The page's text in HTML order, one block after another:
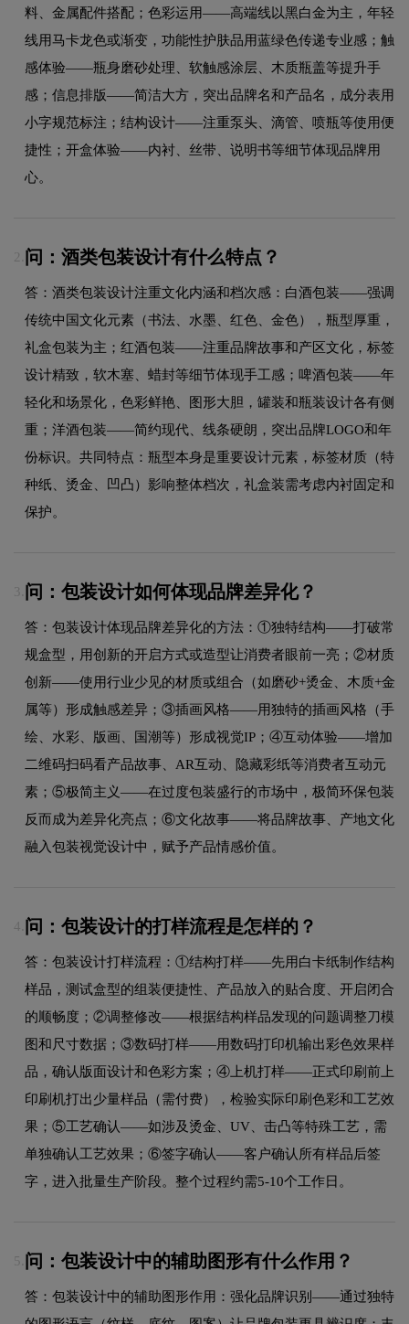
料、金属配件搭配；色彩运用——高端线以黑白金为主，年轻
线用马卡龙色或渐变，功能性护肤品用蓝绿色传递专业感；触
感体验——瓶身磨砂处理、软触感涂层、木质瓶盖等提升手
感；信息排版——简洁大方，突出品牌名和产品名，成分表用
小字规范标注；结构设计——注重泵头、滴管、喷瓶等使用便
捷性；开盒体验——内衬、丝带、说明书等细节体现品牌用
心。
2. 问：酒类包装设计有什么特点？
答：酒类包装设计注重文化内涵和档次感：白酒包装——强调
传统中国文化元素（书法、水墨、红色、金色），瓶型厚重，
礼盒包装为主；红酒包装——注重品牌故事和产区文化，标签
设计精致，软木塞、蜡封等细节体现手工感；啤酒包装——年
轻化和场景化，色彩鲜艳、图形大胆，罐装和瓶装设计各有侧
重；洋酒包装——简约现代、线条硬朗，突出品牌LOGO和年
份标识。共同特点：瓶型本身是重要设计元素，标签材质（特
种纸、烫金、凹凸）影响整体档次，礼盒装需考虑内衬固定和
保护。
3. 问：包装设计如何体现品牌差异化？
答：包装设计体现品牌差异化的方法：①独特结构——打破常
规盒型，用创新的开启方式或造型让消费者眼前一亮；②材质
创新——使用行业少见的材质或组合（如磨砂+烫金、木质+金
属等）形成触感差异；③插画风格——用独特的插画风格（手
绘、水彩、版画、国潮等）形成视觉IP；④互动体验——增加
二维码扫码看产品故事、AR互动、隐藏彩纸等消费者互动元
素；⑤极简主义——在过度包装盛行的市场中，极简环保包装
反而成为差异化亮点；⑥文化故事——将品牌故事、产地文化
融入包装视觉设计中，赋予产品情感价值。
4. 问：包装设计的打样流程是怎样的？
答：包装设计打样流程：①结构打样——先用白卡纸制作结构
样品，测试盒型的组装便捷性、产品放入的贴合度、开启闭合
的顺畅度；②调整修改——根据结构样品发现的问题调整刀模
图和尺寸数据；③数码打样——用数码打印机输出彩色效果样
品，确认版面设计和色彩方案；④上机打样——正式印刷前上
印刷机打出少量样品（需付费），检验实际印刷色彩和工艺效
果；⑤工艺确认——如涉及烫金、UV、击凸等特殊工艺，需
单独确认工艺效果；⑥签字确认——客户确认所有样品后签
字，进入批量生产阶段。整个过程约需5-10个工作日。
5. 问：包装设计中的辅助图形有什么作用？
答：包装设计中的辅助图形作用：强化品牌识别——通过独特